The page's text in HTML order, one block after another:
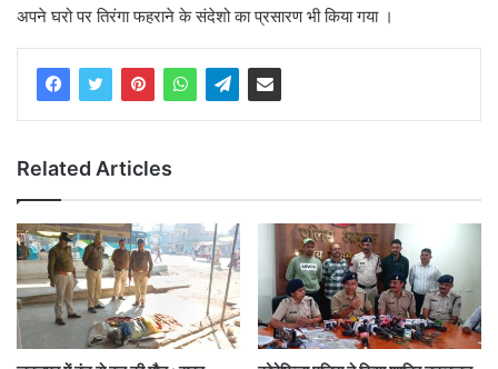
अपने घरो पर तिरंगा फहराने के संदेशो का प्रसारण भी किया गया ।
Related Articles